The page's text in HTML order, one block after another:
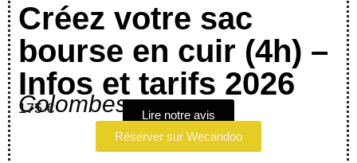
Créez votre sac
bourse en cuir (4h) –
Infos et tarifs 2026
Colombes
175 €
Lire notre avis
Réserver sur Wecandoo